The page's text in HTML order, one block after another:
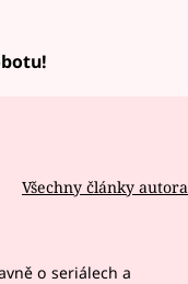
Všechny články autora
o seriálech a